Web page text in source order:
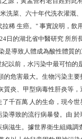
洗菜、六十年代洗衣灌溉
稀 生癌。" 事實說明，飲
日的湖北省中醫研究 所所
是導致人體成為酸性體質
以前，水污染中最可怕的
的危害最大。生物污染主要
質炎、甲型病毒性肝炎等，
千百萬 人的生命，現今世
導致的流行病暴發。由 於
滋生。據世界衛生組織調